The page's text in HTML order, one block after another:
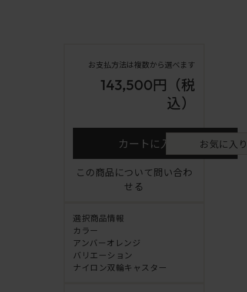
お支払方法は複数から選べます
143,500円 （税
込）
カートに入れる お気に入
この商品について問い合わ
せる
選択商品情報
カラー
アンバーオレンジ
バリエーション
ナイロン双輪キャスター